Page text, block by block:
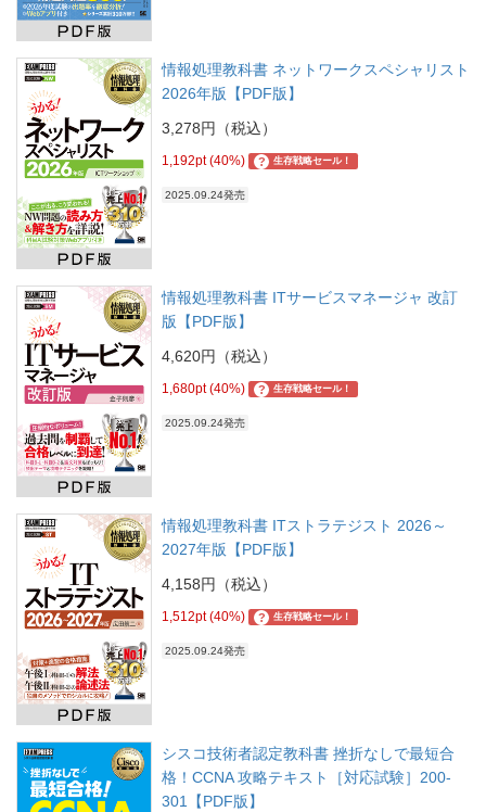
情報処理教科書 ネットワークスペシャリスト
2026年版【PDF版】
3,278円（税込）
1,192pt (40%) ? 生存戦略セール！
2025.09.24発売
情報処理教科書 ITサービスマネージャ 改訂
版【PDF版】
4,620円（税込）
1,680pt (40%) ? 生存戦略セール！
2025.09.24発売
情報処理教科書 ITストラテジスト 2026～
2027年版【PDF版】
4,158円（税込）
1,512pt (40%) ? 生存戦略セール！
2025.09.24発売
シスコ技術者認定教科書 挫折なしで最短合
格！CCNA 攻略テキスト［対応試験］200-
301【PDF版】